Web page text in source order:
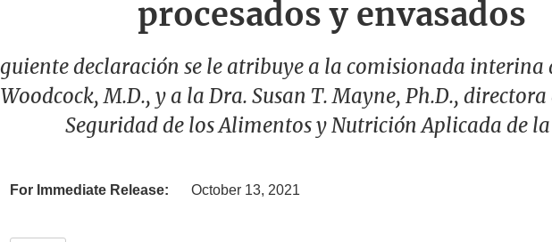
procesados y envasados
declaración se le atribuye a la comisionada interina
M.D., y a la Dra. Susan T. Mayne, Ph.D.,
Seguridad de los Alimentos y Nutrición Aplicada de la
For Immediate Release: October 13, 2021